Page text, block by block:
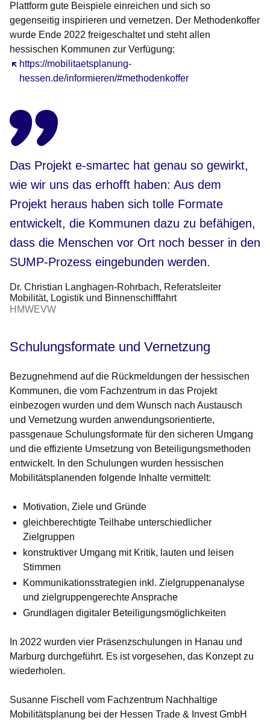
Plattform gute Beispiele einreichen und sich so
gegenseitig inspirieren und vernetzen. Der Methodenkoffer
wurde Ende 2022 freigeschaltet und steht allen
hessischen Kommunen zur Verfügung:
https://mobilitaetsplanung-
hessen.de/informieren/#methodenkoffer
Öffnet sich in einem neuen Fenster
Das Projekt e-smartec hat genau so gewirkt,
wie wir uns das erhofft haben: Aus dem
Projekt heraus haben sich tolle Formate
entwickelt, die Kommunen dazu zu befähigen,
dass die Menschen vor Ort noch besser in den
SUMP-Prozess eingebunden werden.
Dr. Christian Langhagen-Rohrbach
Referatsleiter
Mobilität, Logistik und Binnenschifffahrt
HMWEVW
Schulungsformate und Vernetzung
Bezugnehmend auf die Rückmeldungen der hessischen
Kommunen, die vom Fachzentrum in das Projekt
einbezogen wurden und dem Wunsch nach Austausch
und Vernetzung wurden anwendungsorientierte,
passgenaue Schulungsformate für den sicheren Umgang
und die effiziente Umsetzung von Beteiligungsmethoden
entwickelt. In den Schulungen wurden hessischen
Mobilitätsplanenden folgende Inhalte vermittelt:
Motivation, Ziele und Gründe
gleichberechtigte Teilhabe unterschiedlicher
Zielgruppen
konstruktiver Umgang mit Kritik, lauten und leisen
Stimmen
Kommunikationsstrategien inkl. Zielgruppenanalyse
und zielgruppengerechte Ansprache
Grundlagen digitaler Beteiligungsmöglichkeiten
In 2022 wurden vier Präsenzschulungen in Hanau und
Marburg durchgeführt. Es ist vorgesehen, das Konzept zu
wiederholen.
Susanne Fischell vom Fachzentrum Nachhaltige
Mobilitätsplanung bei der Hessen Trade & Invest GmbH